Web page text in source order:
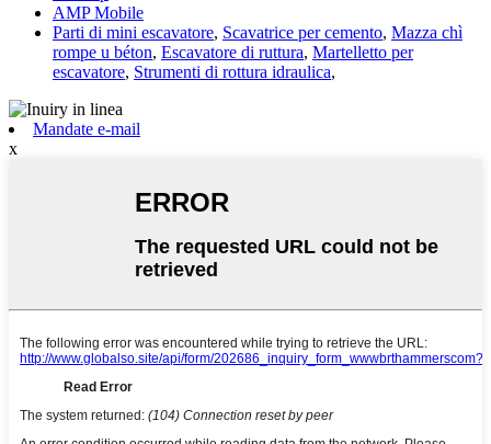
AMP Mobile
Parti di mini escavatore, Scavatrice per cemento, Mazza chì
rompe u béton, Escavatore di ruttura, Martelletto per
escavatore, Strumenti di rottura idraulica,
Mandate e-mail
x